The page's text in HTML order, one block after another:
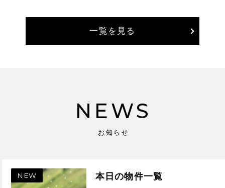
一覧を見る
NEWS
お知らせ
本日の物件一覧
NEW